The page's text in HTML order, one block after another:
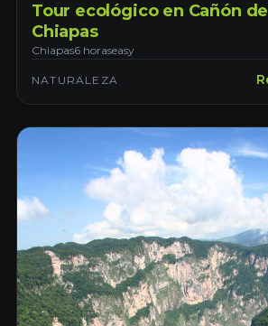
Tour ecológico en Cañón
Chiapas
Chiapas6 horaseasy
NATURALEZA